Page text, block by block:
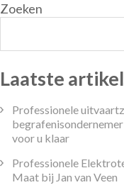
Zoeken
Laatste
Professionele
voor u klaar
Professionele
Maat bij Jan van Veen